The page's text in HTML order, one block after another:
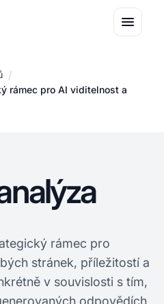
/
rámec pro AI viditelnost a
rámec pro
stránek, příležitostí a
v souvislosti s tím,
odpovědích